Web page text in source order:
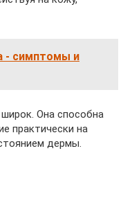
- симптомы и
Она способна
практически на
дермы.